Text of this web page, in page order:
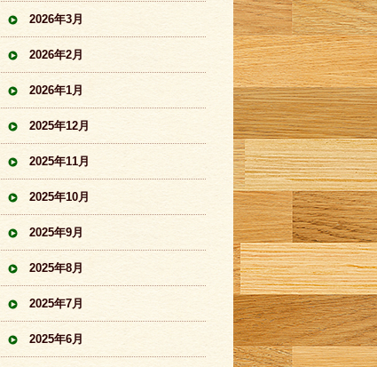
2026年3月
2026年2月
2026年1月
2025年12月
2025年11月
2025年10月
2025年9月
2025年8月
2025年7月
2025年6月